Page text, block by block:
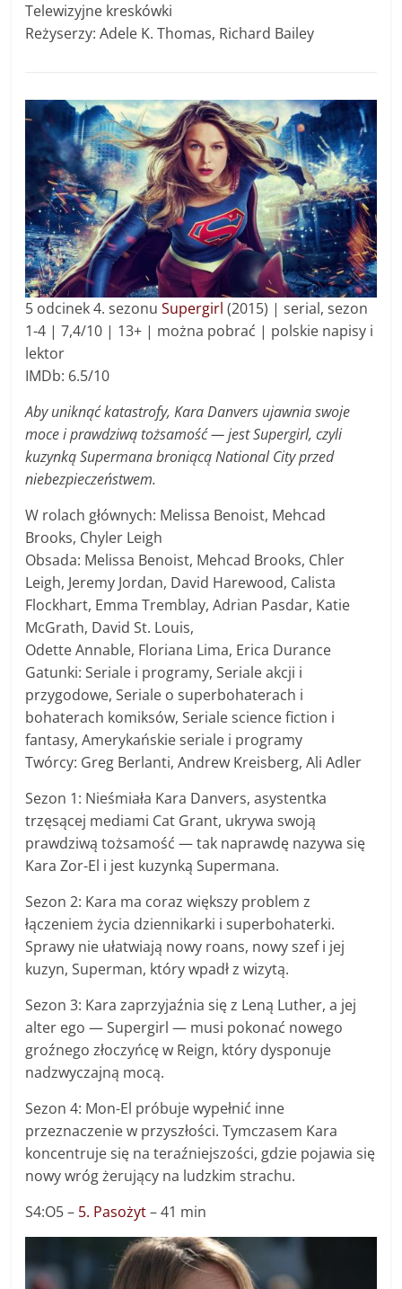
Telewizyjne kreskówki
Reżyserzy: Adele K. Thomas, Richard Bailey
5 odcinek 4. sezonuSupergirl (2015) | serial, sezon
1-4 |7,4/10 | 13+ | można pobrać | polskie napisy i
lektor
IMDb: 6.5/10
Aby uniknąć katastrofy, Kara Danvers ujawnia swoje
moce i prawdziwą tożsamość — jest Supergirl, czyli
kuzynką Supermana broniącą National City przed
niebezpieczeństwem.
W rolach głównych: Melissa Benoist, Mehcad
Brooks, Chyler Leigh
Obsada: Melissa Benoist, Mehcad Brooks, Chler
Leigh, Jeremy Jordan, David Harewood, Calista
Flockhart, Emma Tremblay, Adrian Pasdar, Katie
McGrath, David St. Louis,
Odette Annable, Floriana Lima, Erica Durance
Gatunki: Seriale i programy, Seriale akcji i
przygodowe, Seriale o superbohaterach i
bohaterach komiksów, Seriale science fiction i
fantasy, Amerykańskie seriale i programy
Twórcy: Greg Berlanti, Andrew Kreisberg, Ali Adler
Sezon 1: Nieśmiała Kara Danvers, asystentka
trzęsącej mediami Cat Grant, ukrywa swoją
prawdziwą tożsamość — tak naprawdę nazywa się
Kara Zor-El i jest kuzynką Supermana.
Sezon 2: Kara ma coraz większy problem z
łączeniem życia dziennikarki i superbohaterki.
Sprawy nie ułatwiają nowy roans, nowy szef i jej
kuzyn, Superman, który wpadł z wizytą.
Sezon 3: Kara zaprzyjaźnia się z Leną Luther, a jej
alter ego — Supergirl — musi pokonać nowego
groźnego złoczyńcę w Reign, który dysponuje
nadzwyczajną mocą.
Sezon 4: Mon-El próbuje wypełnić inne
przeznaczenie w przyszłości. Tymczasem Kara
koncentruje się na teraźniejszości, gdzie pojawia się
nowy wróg żerujący na ludzkim strachu.
S4:O5 – 5. Pasożyt– 41 min